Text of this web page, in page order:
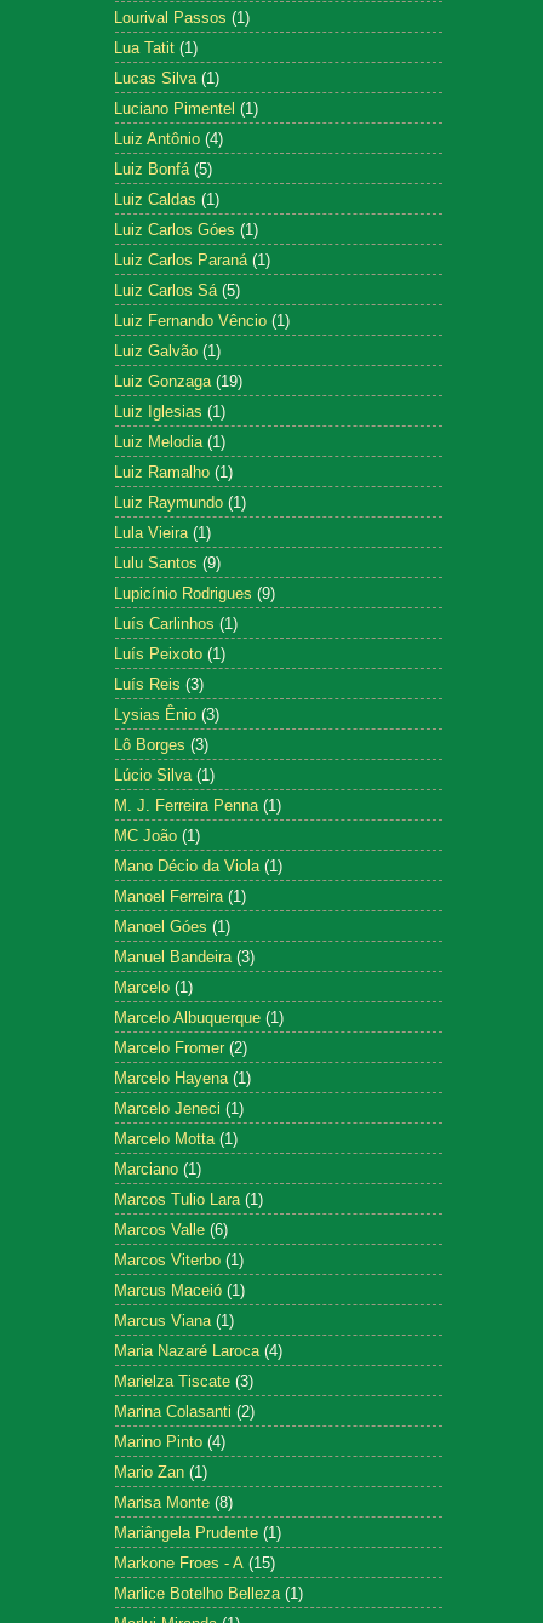
Lourival Passos (1)
Lua Tatit (1)
Lucas Silva (1)
Luciano Pimentel (1)
Luiz Antônio (4)
Luiz Bonfá (5)
Luiz Caldas (1)
Luiz Carlos Góes (1)
Luiz Carlos Paraná (1)
Luiz Carlos Sá (5)
Luiz Fernando Vêncio (1)
Luiz Galvão (1)
Luiz Gonzaga (19)
Luiz Iglesias (1)
Luiz Melodia (1)
Luiz Ramalho (1)
Luiz Raymundo (1)
Lula Vieira (1)
Lulu Santos (9)
Lupicínio Rodrigues (9)
Luís Carlinhos (1)
Luís Peixoto (1)
Luís Reis (3)
Lysias Ênio (3)
Lô Borges (3)
Lúcio Silva (1)
M. J. Ferreira Penna (1)
MC João (1)
Mano Décio da Viola (1)
Manoel Ferreira (1)
Manoel Góes (1)
Manuel Bandeira (3)
Marcelo (1)
Marcelo Albuquerque (1)
Marcelo Fromer (2)
Marcelo Hayena (1)
Marcelo Jeneci (1)
Marcelo Motta (1)
Marciano (1)
Marcos Tulio Lara (1)
Marcos Valle (6)
Marcos Viterbo (1)
Marcus Maceió (1)
Marcus Viana (1)
Maria Nazaré Laroca (4)
Marielza Tiscate (3)
Marina Colasanti (2)
Marino Pinto (4)
Mario Zan (1)
Marisa Monte (8)
Mariângela Prudente (1)
Markone Froes - A (15)
Marlice Botelho Belleza (1)